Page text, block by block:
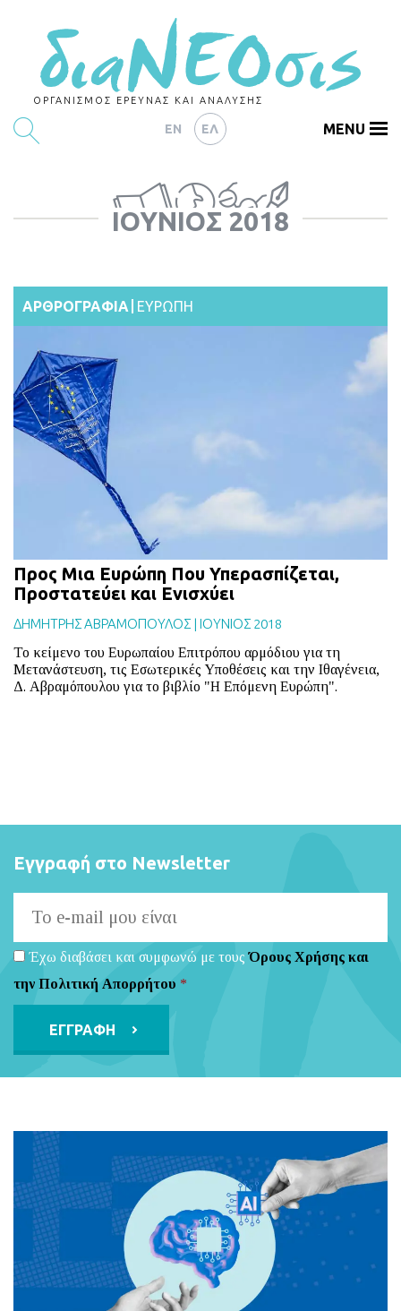
ΟΡΓΑΝΙΣΜΟΣ ΕΡΕΥΝΑΣ ΚΑΙ ΑΝΑΛΥΣΗΣ
EN ΕΛ
ΕΡΕΥΝΕΣ
ΑΡΘΡΟΓΡΑΦΙΑ
ΔΕΙΚΤΕΣ
ΕΚΔΟΣΕΙΣ
MENU
ΙΟΎΝΙΟΣ 2018
ΑΡΘΡΟΓΡΑΦΙΑ ΕΥΡΩΠΗ
Προς Μια Ευρώπη Που Υπερασπίζεται,
Προστατεύει και Ενισχύει
ΔΗΜΗΤΡΗΣ ΑΒΡΑΜΟΠΟΥΛΟΣ | ΙΟΥΝΙΟΣ 2018
Το κείμενο του Ευρωπαίου Επιτρόπου αρμόδιου για τη
Μετανάστευση, τις Εσωτερικές Υποθέσεις και την Ιθαγένεια,
Δ. Αβραμόπουλου για το βιβλίο "Η Επόμενη Ευρώπη".
Εγγραφή στο Newsletter
Έχω διαβάσει και συμφωνώ με τουςΌρους Χρήσης και
την Πολιτική Απορρήτου *